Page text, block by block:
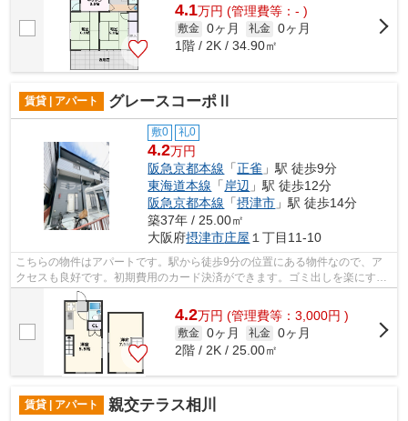
4.1万円 (管理費等：- )
敷金 0ヶ月 礼金 0ヶ月
1階 / 2K / 34.90㎡
賃貸 | アパート グレースコーポⅡ
敷0 礼0
4.2万円
阪急京都本線 「正雀 」駅 徒歩9分
東海道本線 「岸辺 」駅 徒歩12分
阪急京都本線 「摂津市 」駅 徒歩14分
築37年 / 25.00㎡
大阪府摂津市庄屋 １丁目11-10
こちらの物件はアパートです。駅から徒歩9分の位置にある物件なので、ア
クセスも良好です。初期費用のカード決済ができます。ゴミ出しを楽にする
ために、遠くまで行かずに済むゴミ置き...
4.2万円 (管理費等：3,000円 )
敷金 0ヶ月 礼金 0ヶ月
2階 / 2K / 25.00㎡
賃貸 | アパート 親交テラス相川